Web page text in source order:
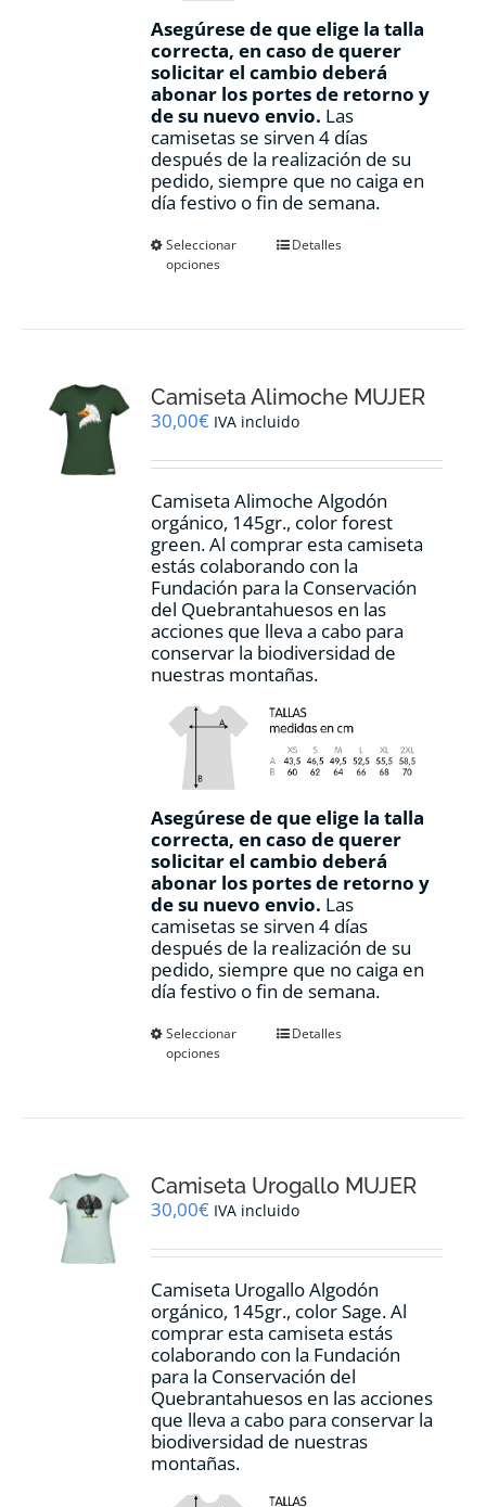
Asegúrese de que elige la talla
correcta, en caso de querer
solicitar el cambio deberá
abonar los portes de retorno y
de su nuevo envio. Las
camisetas se sirven 4 días
después de la realización de su
pedido, siempre que no caiga en
día festivo o fin de semana.
Seleccionar
opciones
Este
se
pueden
en
página
de
producto
Detalles
Camiseta Alimoche MUJER
30,00€ IVA incluido
Camiseta Alimoche Algodón
orgánico, 145gr., color forest
green. Al comprar esta camiseta
estás colaborando con la
Fundación para la Conservación
del Quebrantahuesos en las
acciones que lleva a cabo para
conservar la biodiversidad de
nuestras montañas.
Asegúrese de que elige la talla
correcta, en caso de querer
solicitar el cambio deberá
abonar los portes de retorno y
de su nuevo envio. Las
camisetas se sirven 4 días
después de la realización de su
pedido, siempre que no caiga en
día festivo o fin de semana.
Seleccionar
opciones
Este
se
pueden
en
página
de
producto
Detalles
Camiseta Urogallo MUJER
30,00€ IVA incluido
Camiseta Urogallo Algodón
orgánico, 145gr., color Sage. Al
comprar esta camiseta estás
colaborando con la Fundación
para la Conservación del
Quebrantahuesos en las acciones
que lleva a cabo para conservar la
biodiversidad de nuestras
montañas.